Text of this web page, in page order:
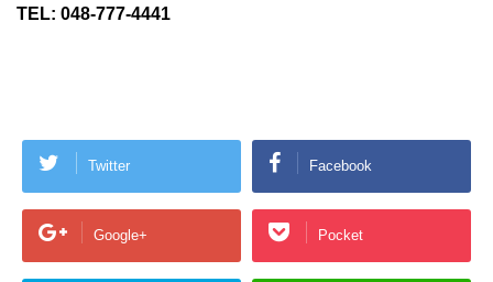
TEL: 048-777-4441
Twitter Facebook
Google+ Pocket